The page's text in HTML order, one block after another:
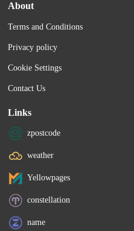
About
Terms and Conditions
Privacy policy
Cookie Settings
Contact Us
Links
zpostcode
weather
Yellowpages
constellation
name